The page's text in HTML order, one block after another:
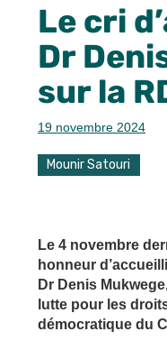
Le cri
Dr
sur la
19 novembre 2024
Mounir Satouri
Le 4 novembre
honneur
Dr Denis
lutte pour les
démocratique du